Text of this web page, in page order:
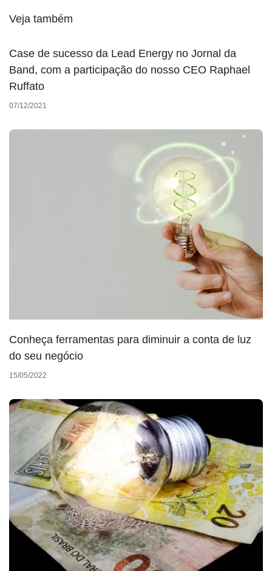
Veja também
Case de sucesso da Lead Energy no Jornal da
Band, com a participação do nosso CEO Raphael
Ruffato
07/12/2021
Conheça ferramentas para diminuir a conta de luz
do seu negócio
15/05/2022